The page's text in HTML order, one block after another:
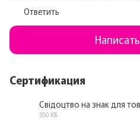
Ответить
Сертификация
Свідоцтво на знак для
350 КБ